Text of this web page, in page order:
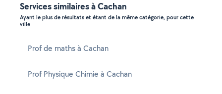
Services similaires à Cachan
Ayant le plus de résultats et étant de la même catégorie, pour cette
ville
Prof de maths à Cachan
Prof Physique Chimie à Cachan